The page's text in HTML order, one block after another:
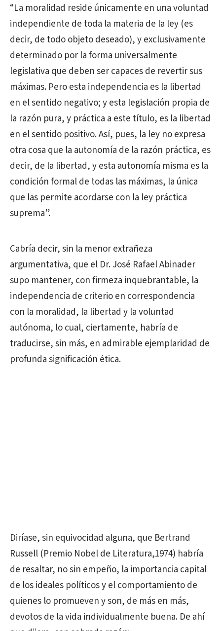
“La moralidad reside únicamente en una voluntad
independiente de toda la materia de la ley (es
decir, de todo objeto deseado), y exclusivamente
determinado por la forma universalmente
legislativa que deben ser capaces de revertir sus
máximas. Pero esta independencia es la libertad
en el sentido negativo; y esta legislación propia de
la razón pura, y práctica a este título, es la libertad
en el sentido positivo. Así, pues, la ley no expresa
otra cosa que la autonomía de la razón práctica, es
decir, de la libertad, y esta autonomía misma es la
condición formal de todas las máximas, la única
que las permite acordarse con la ley práctica
suprema”.
Cabría decir, sin la menor extrañeza
argumentativa, que el Dr. José Rafael Abinader
supo mantener, con firmeza inquebrantable, la
independencia de criterio en correspondencia
con la moralidad, la libertad y la voluntad
autónoma, lo cual, ciertamente, habría de
traducirse, sin más, en admirable ejemplaridad de
profunda significación ética.
Diríase, sin equivocidad alguna, que Bertrand
Russell (Premio Nobel de Literatura,1974) habría
de resaltar, no sin empeño, la importancia capital
de los ideales políticos y el comportamiento de
quienes lo promueven y son, de más en más,
devotos de la vida individualmente buena. De ahí